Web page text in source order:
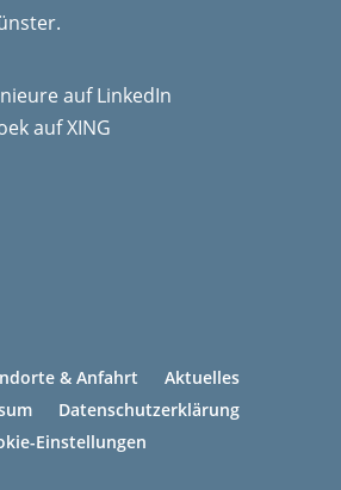
& Anfahrt
Aktuelles
Datenschutzerklärung
Einstellungen